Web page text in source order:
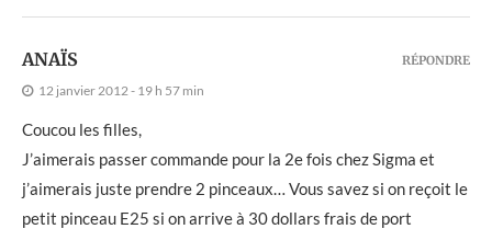
ANAÏS
12 janvier 2012 - 19 h 57 min
Coucou les filles,
J’aimerais passer commande pour la 2e fois chez Sigma et
j’aimerais juste prendre 2 pinceaux… Vous savez si on reçoit le
petit pinceau E25 si on arrive à 30 dollars frais de port
RÉPONDRE